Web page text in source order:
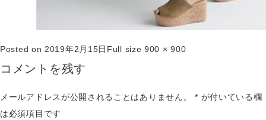
Posted on 2019年2月15日 Full size900 × 900
コメントを残す
メールアドレスが公開されることはありません。 * が付いている欄
は必須項目です